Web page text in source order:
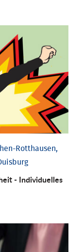
Rotthausen,
- Individu­elles